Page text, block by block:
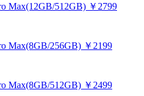
Max(12GB/512GB) ￥2799
Max(8GB/256GB) ￥2199
Max(8GB/512GB) ￥2499